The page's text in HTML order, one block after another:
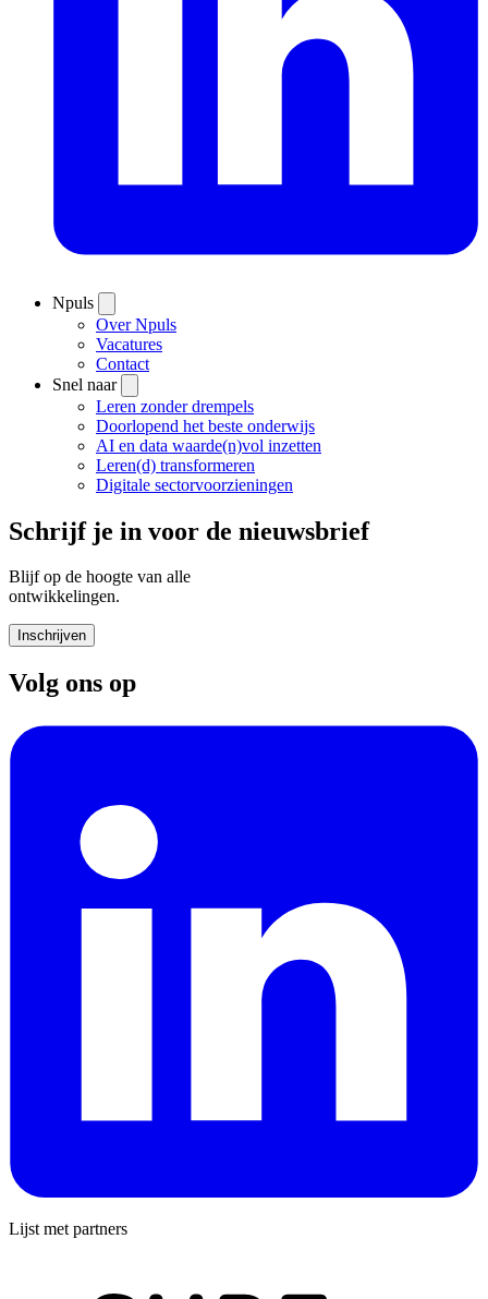
Npuls
Over Npuls
Vacatures
Contact
Snel naar
Leren zonder drempels
Doorlopend het beste onderwijs
AI en data waarde(n)vol inzetten
Leren(d) transformeren
Digitale sectorvoorzieningen
Schrijf je in voor de nieuwsbrief
Blijf op de hoogte van alle
ontwikkelingen.
Inschrijven
Volg ons op
Lijst met partners